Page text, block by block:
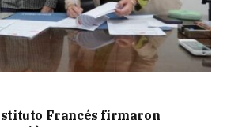
Francés firmaron